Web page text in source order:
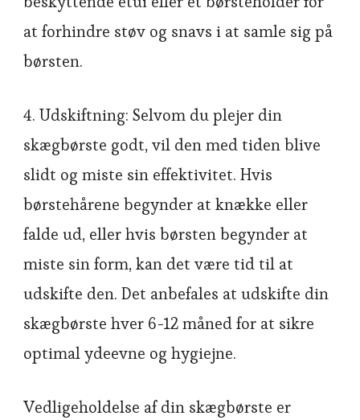
at forhindre støv og snavs i at samle sig på
børsten.
4. Udskiftning: Selvom du plejer din
skægbørste godt, vil den med tiden blive
slidt og miste sin effektivitet. Hvis
børstehårene begynder at knække eller
falde ud, eller hvis børsten begynder at
miste sin form, kan det være tid til at
udskifte den. Det anbefales at udskifte din
skægbørste hver 6-12 måned for at sikre
optimal ydeevne og hygiejne.
Vedligeholdelse af din skægbørste er